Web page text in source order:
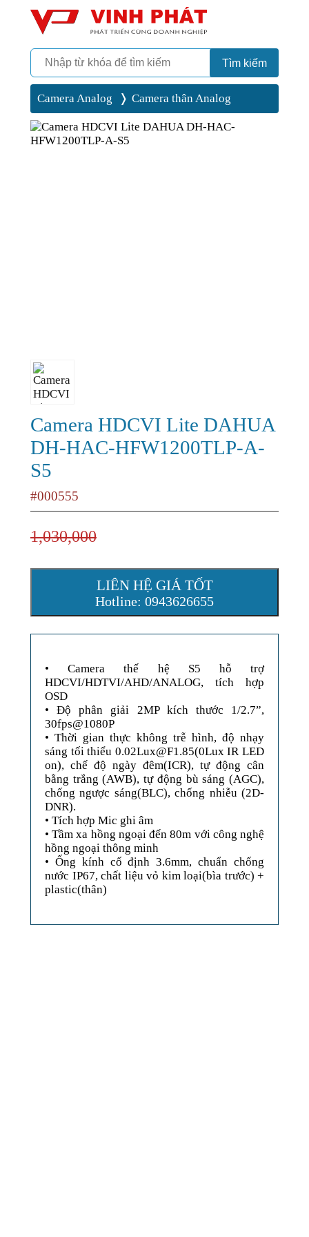
Vinh Phát Cần Thơ Tìm kiếm
Camera Analog Camera thân Analog
Camera HDCVI Lite DAHUA
DH-HAC-HFW1200TLP-A-
S5
#000555
1,030,000
LIÊN HỆ GIÁ TỐT
Hotline: 0943626655
• Camera thế hệ S5 hỗ trợ
HDCVI/HDTVI/AHD/ANALOG, tích hợp
OSD
• Độ phân giải 2MP kích thước 1/2.7”,
30fps@1080P
• Thời gian thực không trễ hình, độ nhạy
sáng tối thiểu 0.02Lux@F1.85(0Lux IR LED
on), chế độ ngày đêm(ICR), tự động cân
bằng trắng (AWB), tự động bù sáng (AGC),
chống ngược sáng(BLC), chống nhiễu (2D-
DNR).
• Tích hợp Mic ghi âm
• Tầm xa hồng ngoại đến 80m với công nghệ
hồng ngoại thông minh
• Ống kính cố định 3.6mm, chuẩn chống
nước IP67, chất liệu vỏ kim loại(bìa trước) +
plastic(thân)